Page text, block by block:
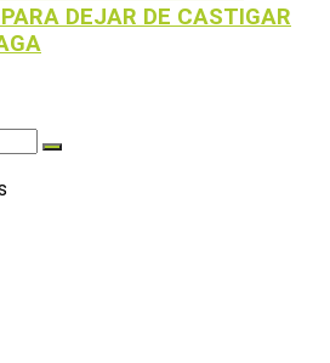
DEJAR DE CASTIGAR